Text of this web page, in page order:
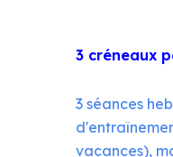
3 créneaux
3 séances
vacances),